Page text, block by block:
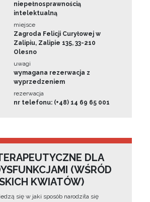
niepełnosprawnością
intelektualną
miejsce
Zagroda Felicji Curyłowej w
Zalipiu, Zalipie 135, 33-210
Olesno
uwagi
wymagana rezerwacja z
wyprzedzeniem
rezerwacja
nr telefonu: (+48) 14 69 65 001
DLA
(WŚRÓD
KWIATÓW)
się w jaki sposób narodziła się